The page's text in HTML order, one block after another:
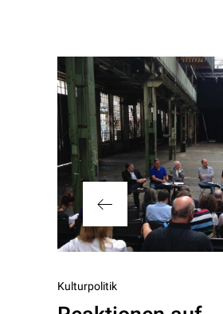
Vorheriger
Kulturpolitik